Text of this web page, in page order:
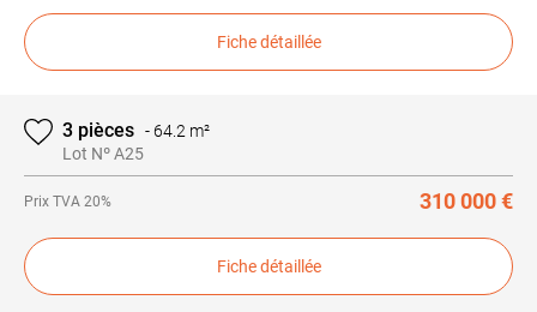
Fiche détaillée
3 pièces -64.2 m²
Lot Nº A25
Prix TVA 20% 310 000 €
Fiche détaillée